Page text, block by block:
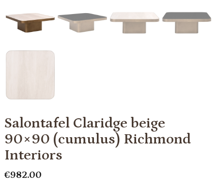
Salontafel Claridge beige
90×90 (cumulus) Richmond
Interiors
€982.00